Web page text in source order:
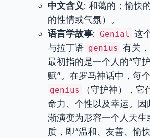
中文含义: 和蔼的；愉快
的性情或气氛）。
语言学故事: Genial 这
与拉丁语 genius 有关
最初指的是一个人的“守
赋”。在罗马神话中，每
genius
（守护神），
命力、个性以及幸运。因
渐演变为形容一个人天
质，即“温和、友善、愉